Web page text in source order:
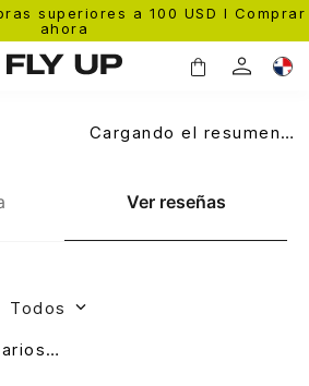
superiores a 100 USD l Comprar
ahora
Ver reseñas
Cargando el resumen…
Todos